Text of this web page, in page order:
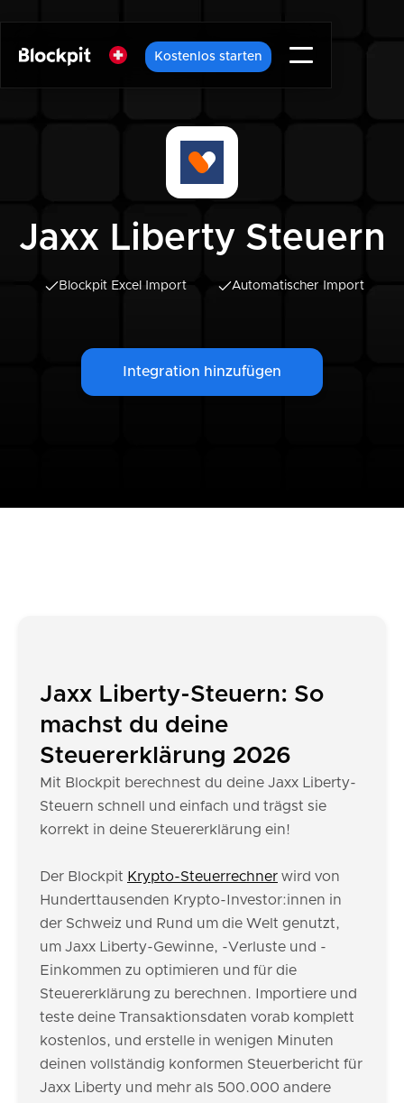
Kostenlos starten
Jaxx Liberty Steuern
Blockpit Excel Import Automatischer Import
Integration hinzufügen
Jaxx Liberty-Steuern: So
machst du deine
Steuererklärung 2026
Mit Blockpit berechnest du deine Jaxx Liberty-
Steuern schnell und einfach und trägst sie
korrekt in deine Steuererklärung ein!
Der Blockpit Krypto-Steuerrechner wird von
Hunderttausenden Krypto-Investor:innen in
der Schweiz und Rund um die Welt genutzt,
um Jaxx Liberty-Gewinne, -Verluste und -
Einkommen zu optimieren und für die
Steuererklärung zu berechnen. Importiere und
teste deine Transaktionsdaten vorab komplett
kostenlos, und erstelle in wenigen Minuten
deinen vollständig konformen Steuerbericht für
Jaxx Liberty und mehr als 500.000 andere